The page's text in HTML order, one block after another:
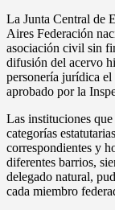
La Junta Central de
Aires Federación
asociación civil sin
difusión del acervo
personería jurídica el
aprobado por la
Las instituciones
categorías
correspondientes y
diferentes barrios,
delegado natural,
cada miembro